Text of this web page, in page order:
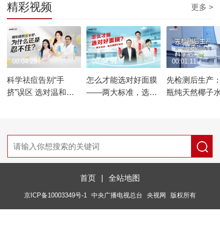
精彩视频 更多 >
科学祛痘告别“手
挤”误区 选对温和速
00:04:29
怎么才能选对好面膜
——两大标准，选对
00:04:51
先检测后生产
瓶纯天然椰子
00:01:11
首页 全站地图
京ICP备10003349号-1 中央广播电视总台 央视网 版权所有